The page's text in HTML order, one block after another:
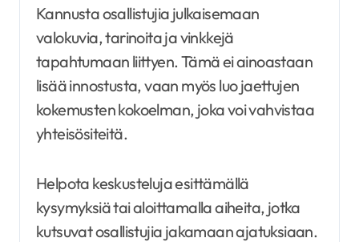
Kannusta osallistujia julkaisemaan
valokuvia, tarinoita ja vinkkejä
tapahtumaan liittyen. Tämä ei ainoastaan
lisää innostusta, vaan myös luo jaettujen
kokemusten kokoelman, joka voi vahvistaa
yhteisösiteitä.
Helpota keskusteluja esittämällä
kysymyksiä tai aloittamalla aiheita, jotka
kutsuvat osallistujia jakamaan ajatuksiaan.